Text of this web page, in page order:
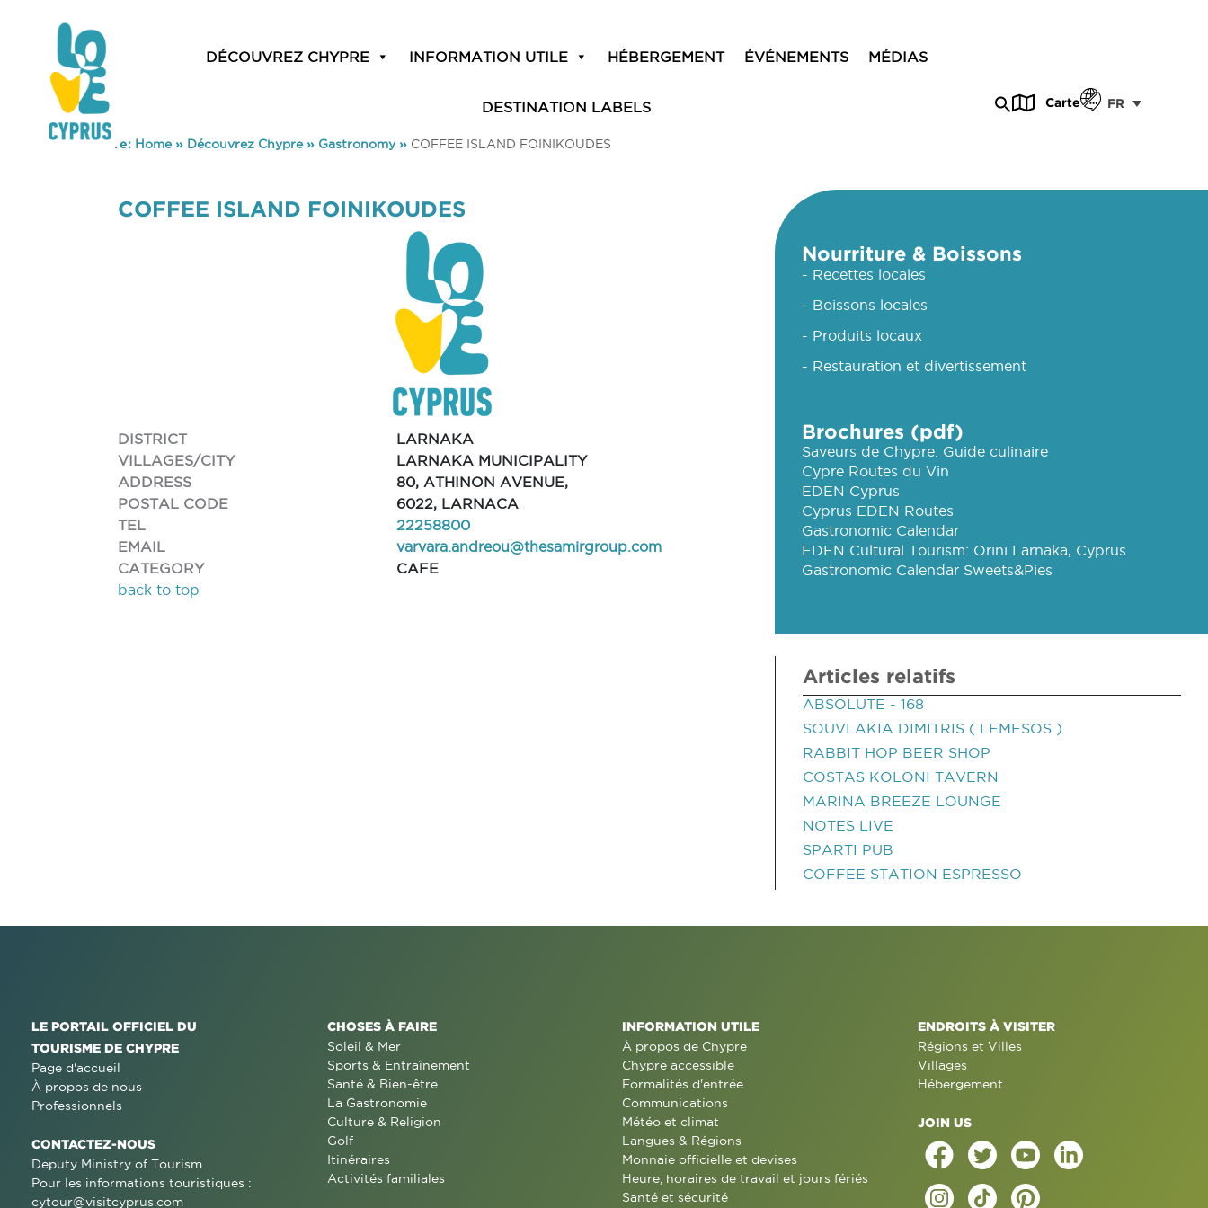
DÉCOUVREZ CHYPRE INFORMATION UTILE HÉBERGEMENT ÉVÉNEMENTS MÉDIAS
DESTINATION LABELS Carte FR
You are here: Home» Découvrez Chypre» Gastronomy» COFFEE ISLAND FOINIKOUDES
COFFEE ISLAND FOINIKOUDES
DISTRICT
LARNAKA
VILLAGES/CITY
LARNAKA MUNICIPALITY
ADDRESS
80, ATHINON AVENUE,
POSTAL CODE
6022, LARNACA
TEL
22258800
EMAIL
varvara.andreou@thesamirgroup.com
CATEGORY
CAFE
back to top
Nourriture & Boissons
- Recettes locales
- Boissons locales
- Produits locaux
- Restauration et divertissement
Brochures (pdf)
Saveurs de Chypre: Guide culinaire
Cypre Routes du Vin
EDEN Cyprus
Cyprus EDEN Routes
Gastronomic Calendar
EDEN Cultural Tourism: Orini Larnaka, Cyprus
Gastronomic Calendar Sweets&Pies
Articles relatifs
ABSOLUTE - 168
SOUVLAKIA DIMITRIS ( LEMESOS )
RABBIT HOP BEER SHOP
COSTAS KOLONI TAVERN
MARINA BREEZE LOUNGE
NOTES LIVE
SPARTI PUB
COFFEE STATION ESPRESSO
LE PORTAIL OFFICIEL DU
TOURISME DE CHYPRE
Page d'accueil
À propos de nous
Professionnels
CONTACTEZ-NOUS
Deputy Ministry of Tourism
Pour les informations touristiques :
cytour@visitcyprus.com
CHOSES À FAIRE
Soleil & Mer
Sports & Entraînement
Santé & Bien-être
La Gastronomie
Culture & Religion
Golf
Itinéraires
Activités familiales
INFORMATION UTILE
À propos de Chypre
Chypre accessible
Formalités d'entrée
Communications
Météo et climat
Langues & Régions
Monnaie officielle et devises
Heure, horaires de travail et jours fériés
Santé et sécurité
ENDROITS À VISITER
Régions et Villes
Villages
Hébergement
JOIN US